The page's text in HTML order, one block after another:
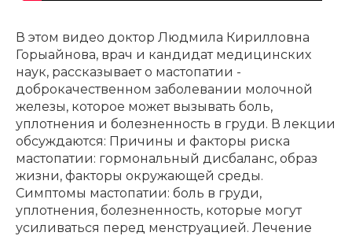
В этом видео доктор Людмила Кирилловна
Горыайнова, врач и кандидат медицинских
наук, рассказывает о мастопатии -
доброкачественном заболевании молочной
железы, которое может вызывать боль,
уплотнения и болезненность в груди. В лекции
обсуждаются: Причины и факторы риска
мастопатии: гормональный дисбаланс, образ
жизни, факторы окружающей среды.
Симптомы мастопатии: боль в груди,
уплотнения, болезненность, которые могут
усиливаться перед менструацией. Лечение